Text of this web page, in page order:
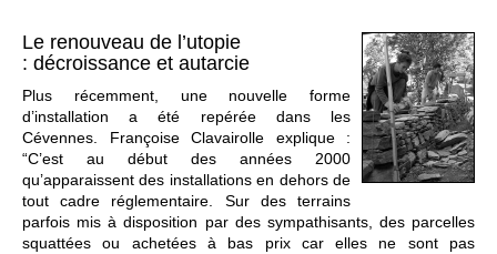
Le renouveau de l’utopie
: décroissance et autarcie
Plus récemment, une nouvelle forme
d’installation a été repérée dans les
Cévennes. Françoise Clavairolle explique :
“C’est au début des années 2000
qu’apparaissent des installations en dehors de
tout cadre réglementaire. Sur des terrains
parfois mis à disposition par des sympathisants, des parcelles
squattées ou achetées à bas prix car elles ne sont pas